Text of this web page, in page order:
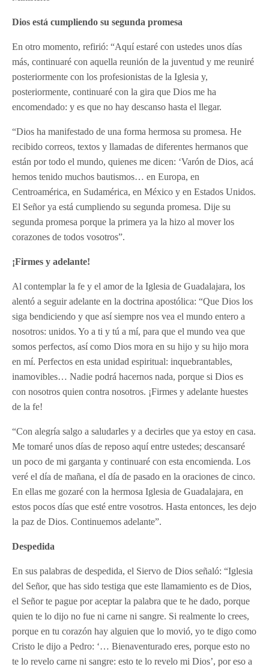
Dios está cumpliendo su segunda promesa
En otro momento, refirió: “Aquí estaré con ustedes unos días
más, continuaré con aquella reunión de la juventud y me reuniré
posteriormente con los profesionistas de la Iglesia y,
posteriormente, continuaré con la gira que Dios me ha
encomendado: y es que no hay descanso hasta el llegar.
“Dios ha manifestado de una forma hermosa su promesa. He
recibido correos, textos y llamadas de diferentes hermanos que
están por todo el mundo, quienes me dicen: ‘Varón de Dios, acá
hemos tenido muchos bautismos… en Europa, en
Centroamérica, en Sudamérica, en México y en Estados Unidos.
El Señor ya está cumpliendo su segunda promesa. Dije su
segunda promesa porque la primera ya la hizo al mover los
corazones de todos vosotros”.
¡Firmes y adelante!
Al contemplar la fe y el amor de la Iglesia de Guadalajara, los
alentó a seguir adelante en la doctrina apostólica: “Que Dios los
siga bendiciendo y que así siempre nos vea el mundo entero a
nosotros: unidos. Yo a ti y tú a mí, para que el mundo vea que
somos perfectos, así como Dios mora en su hijo y su hijo mora
en mí. Perfectos en esta unidad espiritual: inquebrantables,
inamovibles… Nadie podrá hacernos nada, porque si Dios es
con nosotros quien contra nosotros. ¡Firmes y adelante huestes
de la fe!
“Con alegría salgo a saludarles y a decirles que ya estoy en casa.
Me tomaré unos días de reposo aquí entre ustedes; descansaré
un poco de mi garganta y continuaré con esta encomienda. Los
veré el día de mañana, el día de pasado en la oraciones de cinco.
En ellas me gozaré con la hermosa Iglesia de Guadalajara, en
estos pocos días que esté entre vosotros. Hasta entonces, les dejo
la paz de Dios. Continuemos adelante”.
Despedida
En sus palabras de despedida, el Siervo de Dios señaló: “Iglesia
del Señor, que has sido testiga que este llamamiento es de Dios,
el Señor te pague por aceptar la palabra que te he dado, porque
quien te lo dijo no fue ni carne ni sangre. Si realmente lo crees,
porque en tu corazón hay alguien que lo movió, yo te digo como
Cristo le dijo a Pedro: ‘… Bienaventurado eres, porque esto no
te lo revelo carne ni sangre: esto te lo revelo mi Dios’, por eso a